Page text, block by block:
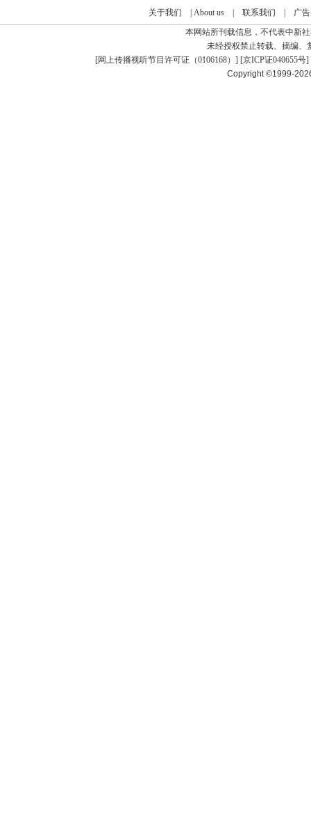
关于我们 About us| 联系我们
广
本网站所刊载信息，不代表中新
未经授权禁止转载、摘编、
[网上传播视听节目许可证（0106168） ] [京ICP证040655号]
Copyright ©1999-